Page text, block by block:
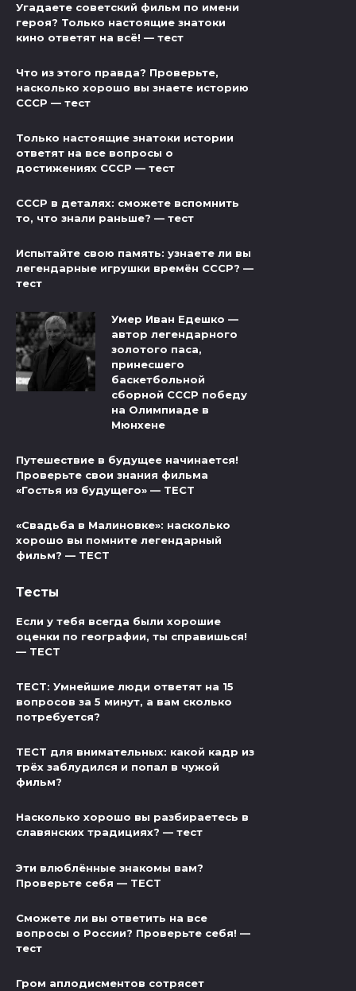
Угадаете советский фильм по имени
героя? Только настоящие знатоки
кино ответят на всё! — тест
Что из этого правда? Проверьте,
насколько хорошо вы знаете историю
СССР — тест
Только настоящие знатоки истории
ответят на все вопросы о
достижениях СССР — тест
СССР в деталях: сможете вспомнить
то, что знали раньше? — тест
Испытайте свою память: узнаете ли вы
легендарные игрушки времён СССР? —
тест
Умер Иван Едешко —
автор легендарного
золотого паса,
принесшего
баскетбольной
сборной СССР победу
на Олимпиаде в
Мюнхене
Путешествие в будущее начинается!
Проверьте свои знания фильма
«Гостья из будущего» — ТЕСТ
«Свадьба в Малиновке»: насколько
хорошо вы помните легендарный
фильм? — ТЕСТ
Тесты
Если у тебя всегда были хорошие
оценки по географии, ты справишься!
— ТЕСТ
ТЕСТ: Умнейшие люди ответят на 15
вопросов за 5 минут, а вам сколько
потребуется?
ТЕСТ для внимательных: какой кадр из
трёх заблудился и попал в чужой
фильм?
Насколько хорошо вы разбираетесь в
славянских традициях? — тест
Эти влюблённые знакомы вам?
Проверьте себя — ТЕСТ
Сможете ли вы ответить на все
вопросы о России? Проверьте себя! —
тест
Гром аплодисментов сотрясет